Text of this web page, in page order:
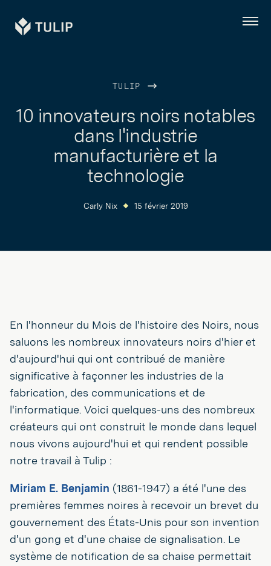
Tulip Menu
TULIP
10 innovateurs noirs notables
dans l'industrie
manufacturière et la
technologie
Carly Nix 15 février 2019
En l'honneur du Mois de l'histoire des Noirs, nous
saluons les nombreux innovateurs noirs d'hier et
d'aujourd'hui qui ont contribué de manière
significative à façonner les industries de la
fabrication, des communications et de
l'informatique. Voici quelques-uns des nombreux
créateurs qui ont construit le monde dans lequel
nous vivons aujourd'hui et qui rendent possible
notre travail à Tulip :
Miriam E. Benjamin (1861-1947) a été l'une des
premières femmes noires à recevoir un brevet du
gouvernement des États-Unis pour son invention
d'un gong et d'une chaise de signalisation. Le
système de notification de sa chaise permettait